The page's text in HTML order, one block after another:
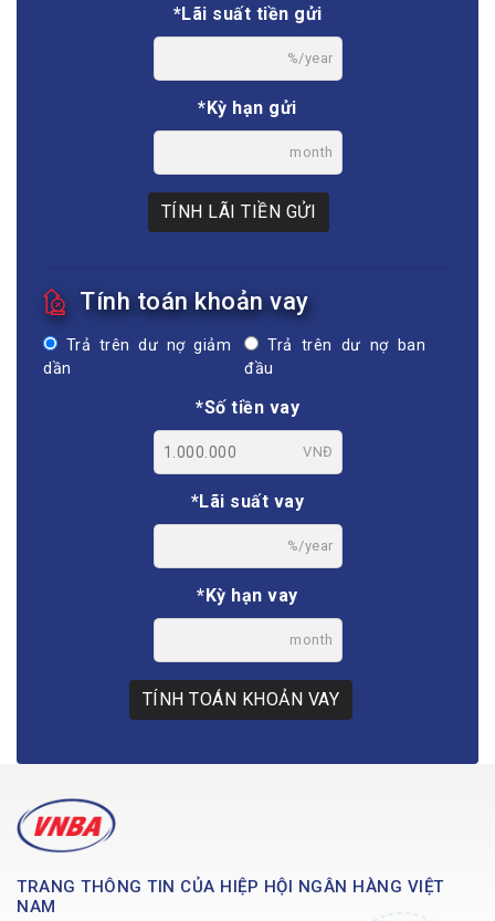
*Lãi suất tiền gửi
%/year
*Kỳ hạn gửi
month
TÍNH LÃI TIỀN GỬI
Tính toán khoản vay
Trả trên dư nợ giảm
dần
Trả trên dư nợ ban
đầu
*Số tiền vay
VNĐ
*Lãi suất vay
%/year
*Kỳ hạn vay
month
TÍNH TOÁN KHOẢN VAY
TRANG THÔNG TIN CỦA HIỆP HỘI NGÂN HÀNG VIỆT
NAM